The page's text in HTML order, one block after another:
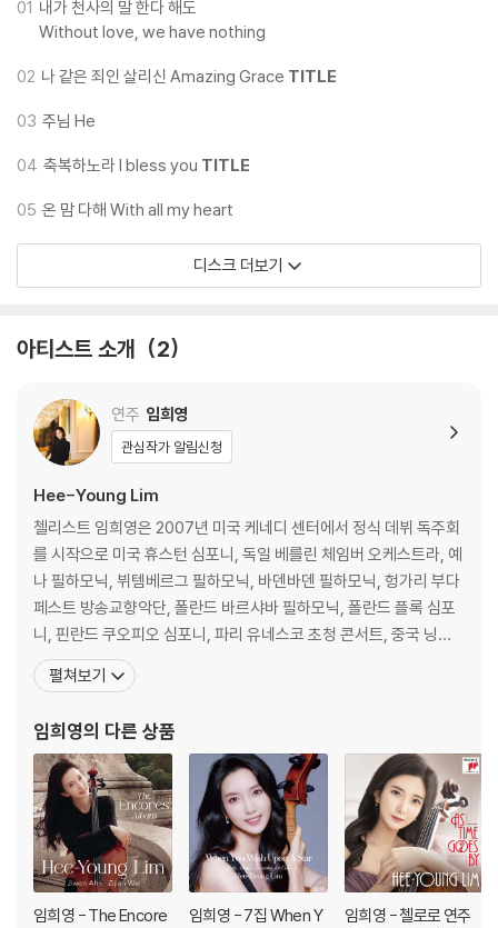
이징스타시 리즈 출신으로 제 47회 이화경향 콩쿠르를 비롯한 유수한 국
내 콩쿠르에서 입상하였으며 예원을 빛낸 상을 수상하였다. 예원학교 졸업
하였고 미국 뉴잉글랜드 음악원 석사 졸업, 프랑스 파리국립고등음악원에
만장일치로 수석 입학, 만장일치로 수석 졸업하였으며 이후 독일 바이마르
코피예프 특별상, 이마호그 국제 콩쿠르 2위, 미국 시카고 바넷 첼로콩쿠
르 1위와 바흐 특별상, 2009년 워싱턴 국제음악콩쿠르에서 1위, 2010년
독일 칼 플레쉬 아카데미에서 라이온즈와 브람스 특별상, 2011년 프랑스
직매거진 등 해외의 권위있는 언론으로부터호평을 받았으며 영국BBC Ra
dio 3, Classic fm, 미국 시카고 WFMT, 뉴욕 WKCR, WQXR, 보스턴
WCRB, 로스앤젤레스 KUSC, 캐나다 CKUW등 각국의 주요 라디오에서
소개되었다.
네덜란드의 로테르담 필하모닉 오케스트라에서 수석을 역임하고 현재 중
국 최고의 음악원인 베이징 중앙 음악원 교수로서 한국의 젊은 음악가로서
입지를 굳히고 있다.
타이틀곡 ‘나 같은 죄인 살리신’, ‘축복하노라’ 등을 포함, 총 12곡이 수록된
임희영의 이번 앨범에는 오래 전부터 연주하고 싶었던 곡들을 모아 만든
찬송가 프로젝트로, 웅장하면서도 가슴에 깊은 울림을 선사하는 감미로운
첼로 선율이 듣는 이들의 감성을 자극하고 있다.
빅뱅, 자이언티 등 유수의 인기 아티스트들의 앨범에 참여해 온 실력파 재
즈 피아니스트 전용준과의 연주로 한층 완성도 높은 앨범을 완성시켰다.
임희영은 “첼리스트의 삶을 살아가며 많은 위로와 희망을 받은 찬송가를
모아 앨범으로 선보이게 되었다. 이번 찬송가 모음집를 통해 많은 분들이
위안을 받으실 수 있기를 바란다”라고 전했다.
01 내가 천사의 말 한다 해도
Without love, we have nothing
02 나 같은 죄인 살리신 Amazing Grace TITLE
03 주님 He
04 축복하노라 I bless you TITLE
05 온 맘 다해 With all my heart
디스크 더보기
아티스트 소개 2
연주 임희영
관심작가 알림신청
Hee-Young Lim
첼리스트 임희영은 2007년 미국 케네디 센터에서 정식 데뷔 독주회
를 시작으로 미국 휴스턴 심포니, 독일 베를린 체임버 오케스트라, 예
나 필하모닉, 뷔템베르그 필하모닉, 바덴바덴 필하모닉, 헝가리 부다
페스트 방송교향악단, 폴란드 바르샤바 필하모닉, 폴란드 플록 심포
니, 핀란드 쿠오피오 심포니, 파리 유네스코 초청 콘서트, 중국 닝보
심포니 오케스트라, KBS 오케스트라등 주요 오케스트라와 다수의
협연 무대를 가지며 솔리스트로서의 경력을 쌓아왔고 미국 카네기홀
맨체스터 브릿지워터 홀 독주회, 휴스턴, 시카고, 홍콩
펼쳐보기
임희영의 다른 상품
임희영 - The Encore
임희영 - 7집 When Y
임희영 - 첼로로 연주